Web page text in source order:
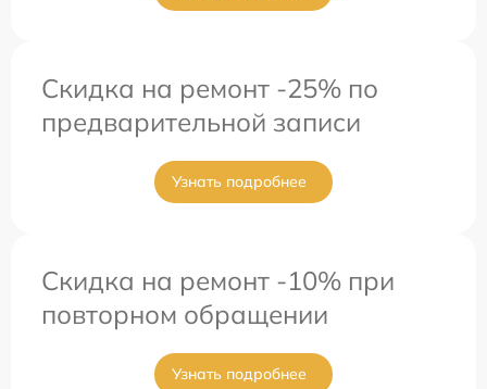
Скидка на ремонт -25% по
предварительной записи
Узнать подробнее
Скидка на ремонт -10% при
повторном обращении
Узнать подробнее